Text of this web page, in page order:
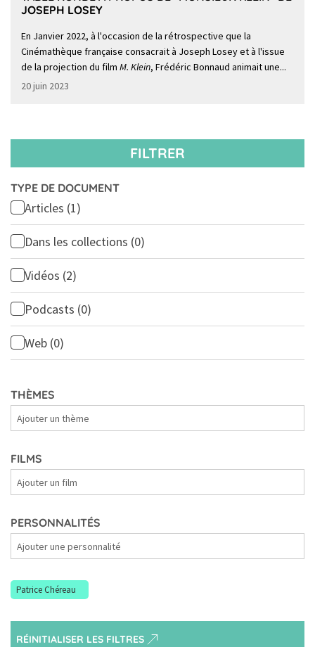
JOSEPH LOSEY
En Janvier 2022, à l'occasion de la rétrospective que la
Cinémathèque française consacrait à Joseph Losey et à l'issue
de la projection du film M. Klein, Frédéric Bonnaud animait une...
20 juin 2023
FILTRER
TYPE DE DOCUMENT
Articles (1)
Dans les collections (0)
Vidéos (2)
Podcasts (0)
Web (0)
THÈMES
FILMS
PERSONNALITÉS
Patrice Chéreau
RÉINITIALISER LES FILTRES